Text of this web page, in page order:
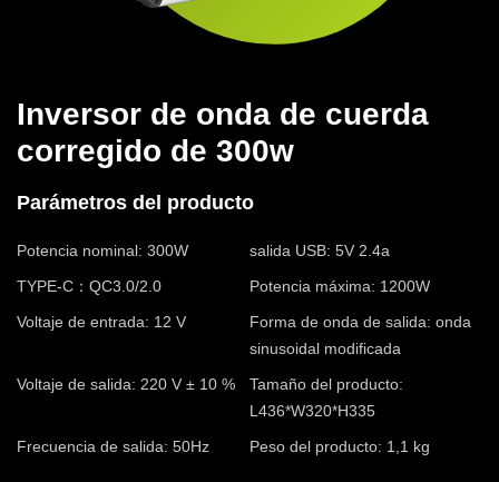
Centro comercial en línea
Inversor de onda de cuerda
corregido de 300w
Parámetros del producto
Potencia nominal: 300W
salida USB: 5V 2.4a
TYPE-C：QC3.0/2.0
Potencia máxima: 1200W
Voltaje de entrada: 12 V
Forma de onda de salida: onda
sinusoidal modificada
Voltaje de salida: 220 V ± 10 %
Tamaño del producto:
L436*W320*H335
Frecuencia de salida: 50Hz
Peso del producto: 1,1 kg